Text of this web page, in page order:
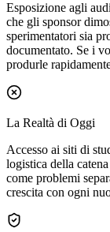
Esposizione agli
che gli sponsor
sperimentatori sia
documentato. Se i
produrle
La Realtà di Oggi
Accesso ai siti di
logistica della
come problemi
crescita con ogni